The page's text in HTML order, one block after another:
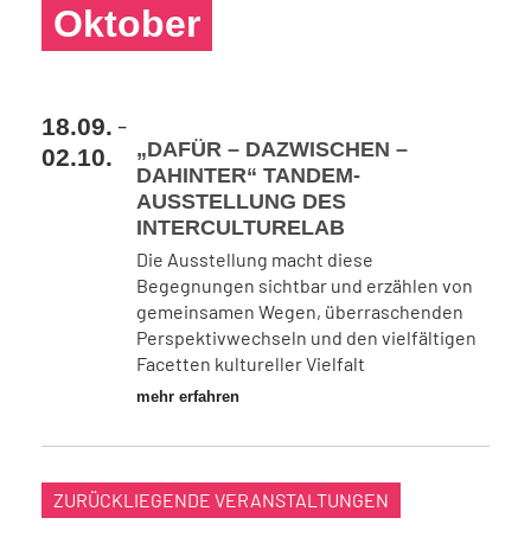
Oktober
18.09. -
02.10.
„DAFÜR – DAZWISCHEN –
DAHINTER“ TANDEM-
AUSSTELLUNG DES
INTERCULTURELAB
Die Ausstellung macht diese
Begegnungen sichtbar und erzählen von
gemeinsamen Wegen, überraschenden
Perspektivwechseln und den vielfältigen
Facetten kultureller Vielfalt
mehr erfahren
ZURÜCKLIEGENDE VERANSTALTUNGEN